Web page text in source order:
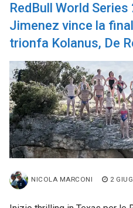
RedBull World
Jimenez vince la
trionfa Kolanus, De
NICOLA MARCONI 2